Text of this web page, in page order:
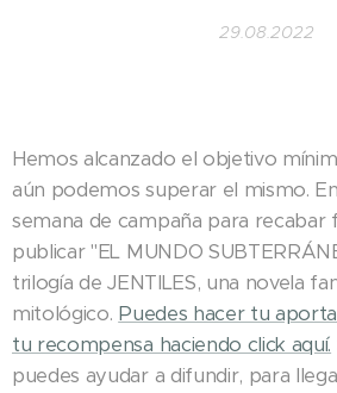
29.08.2022
Hemos alcanzado el objetivo
aún podemos superar el mismo.
semana de campaña para recabar
publicar "EL MUNDO
trilogía de JENTILES, una novela
mitológico. Puedes hacer tu
tu recompensa haciendo click aquí.
puedes ayudar a difundir, para